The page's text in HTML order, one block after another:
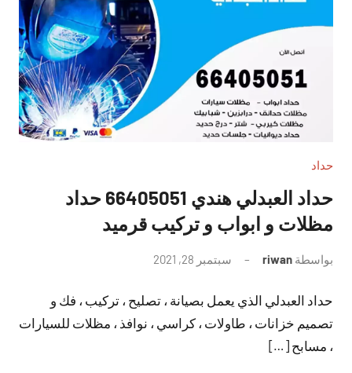
حداد
حداد العبدلي هندي 66405051 حداد
مظلات و ابواب و تركيب قرميد
بواسطة riwan سبتمبر 28, 2021
تعليقات
حداد العبدلي الذي يعمل بصيانة ، تصليح ، تركيب ، فك و
تصميم خزانات ، طاولات ، كراسي ، نوافذ ، مظلات للسيارات
، مسابح […]